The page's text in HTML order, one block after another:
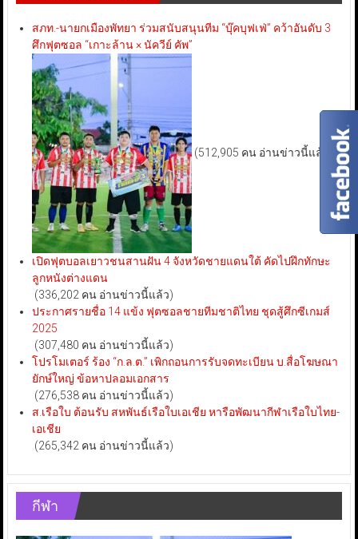
สภท.-นายกเมืองพัทยา ร่วมสนับสนุนทีม “บุ๊คบุฟเฟ่” คว้าอันดับ 3
ศึกฟุตซอล “เกาะล้าน × นัควีย์ คัพ”
(512,905 คน อ่านข่าวนี้แล้ว)
เปิดฟุตบอลเยาวชนสานฝัน 4 จังหวัดชายแดนใต้ คัดไปฝึกทักษะ
ลูกหนังต่างแดน
(336,202 คน อ่านข่าวนี้แล้ว)
ประกาศรายชื่อ 14 แข้ง ฟุตซอลชายทีมชาติไทย ชุดสู้ศึกซีเกมส์
2025
(307,480 คน อ่านข่าวนี้แล้ว)
โปรโมเตอร์ ร้อง “ก.ล.ต.” เพิกถอนการรับจดทะเบียน บ.สื่อโฆษณา
ยักษ์ใหญ่ ข้อหาปลอมเอกสาร
(276,538 คน อ่านข่าวนี้แล้ว)
ส.เรือใบ ต้อนรับ สหพันธ์เรือใบเอเชีย หารือพัฒนากีฬาเรือใบไทย-
เอเชีย
(265,342 คน อ่านข่าวนี้แล้ว)
กีฬา